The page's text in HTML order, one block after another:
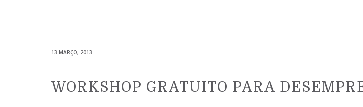
13 MARÇO, 2013
WORKSHOP GRATUITO PARA